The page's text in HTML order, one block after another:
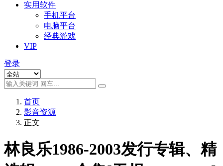
实用软件
手机平台
电脑平台
经典游戏
VIP
登录
首页
影音资源
正文
林良乐1986-2003发行专辑、精